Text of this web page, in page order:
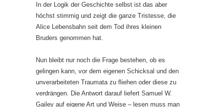
In der Logik der Geschichte selbst ist das aber
höchst stimmig und zeigt die ganze Tristesse, die
Alice Lebensbahn seit dem Tod ihres kleinen
Bruders genommen hat.
Nun bleibt nur noch die Frage bestehen, ob es
gelingen kann, vor dem eigenen Schicksal und den
unverarbeiteten Traumata zu fliehen oder diese zu
verdrängen. Die Antwort darauf liefert Samuel W.
Gailey auf eigene Art und Weise – lesen muss man